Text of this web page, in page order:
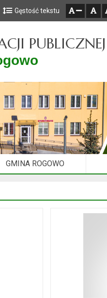
menu
serwisu
Gęstość tekstu
PUBLICZNEJ
GMINA ROGOWO